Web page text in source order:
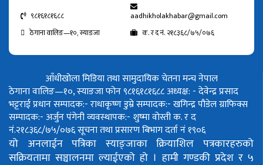
९८१६१८१६८८
aadhikholakhabar@gmail.com
ठेगाना वालिङ—१०, स्याङजा
क. र द नं. २१८३६८/७५/०७६
आँधीखोला मिडिया तथा सामुदायिक चेतना मन्च नेपाल
ठेगाना वालिङ—१०, स्याङजा फोन ९८१६१८१६८८अध्यक्ष: - देवेन्द्र प्रसाद
भट्टराईप्रधान सम्पादक:- राधाकृष्ण डुम्रेसम्पादक:- खगिन्द्र पौडेलग्राफिक्स
सम्पादक:- अर्जुन पंगेनीव्यवस्थापक:- शुष्मा वोस्तीक. र द
नं.२१८३६८/७५/०७६सूचना तथा प्रसारण बिभाग दर्ता नं १९०६
यो अनलाईन पत्रिका स्याङ्जाका क्रियाशिल पत्रकारहरुको
सक्रियतामा सञ्चालनमा ल्याईएको हो । हामी गण्डकी प्रदेश र ५